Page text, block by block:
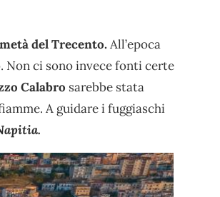
del Trecento. All’epoca
Non ci sono invece fonti certe
Calabro sarebbe stata
A guidare i fuggiaschi